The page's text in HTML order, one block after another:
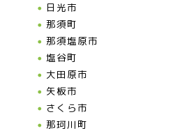
日光市
那須町
那須塩原市
塩谷町
大田原市
矢板市
さくら市
那珂川町